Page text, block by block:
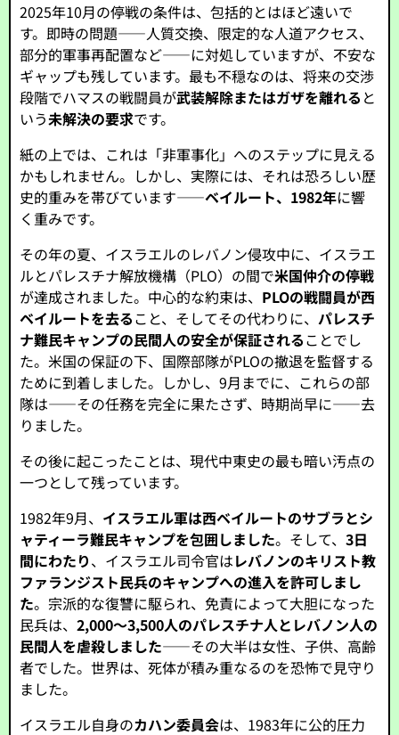
2025年10月の停戦の条件は、包括的とはほど遠いで
す。即時の問題――人質交換、限定的な人道アクセス、
部分的軍事再配置など――に対処していますが、不安な
ギャップも残しています。最も不穏なのは、将来の交渉
段階でハマスの戦闘員が武装解除またはガザを離れる と
いう未解決の要求です。
紙の上では、これは「非軍事化」へのステップに見える
かもしれません。しかし、実際には、それは恐ろしい歴
史的重みを帯びています――ベイルート、1982年に響
く重みです。
その年の夏、イスラエルのレバノン侵攻中に、イスラエ
ルとパレスチナ解放機構（PLO）の間で米国仲介の停戦
が達成されました。中心的な約束は、 PLOの戦闘員が西
ベイルートを去ること、そしてその代わりに、パレスチ
ナ難民キャンプの民間人の安全が保証されることでし
た。米国の保証の下、国際部隊がPLOの撤退を監督する
ために到着しました。しかし、9月までに、これらの部
隊は――その任務を完全に果たさず、時期尚早に――去
りました。
その後に起こったことは、現代中東史の最も暗い汚点の
一つとして残っています。
1982年9月、 イスラエル軍は西ベイルートのサブラとシ
ャティーラ難民キャンプを包囲しました。そして、3日
間にわたり、イスラエル司令官はレバノンのキリスト教
ファランジスト民兵のキャンプへの進入を許可しまし
た。宗派的な復讐に駆られ、免責によって大胆になった
民兵は、2,000～3,500人のパレスチナ人とレバノン人の
民間人を虐殺しました――その大半は女性、子供、高齢
者でした。世界は、死体が積み重なるのを恐怖で見守り
ました。
イスラエル自身のカハン委員会は、1983年に公的圧力